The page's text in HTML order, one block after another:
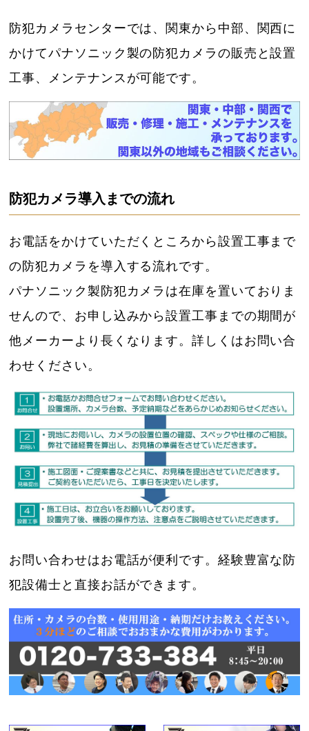
防犯カメラセンターでは、関東から中部、関西に
かけてパナソニック製の防犯カメラの販売と設置
工事、メンテナンスが可能です。
防犯カメラ導入までの流れ
お電話をかけていただくところから設置工事まで
の防犯カメラを導入する流れです。
パナソニック製防犯カメラは在庫を置いておりま
せんので、お申し込みから設置工事までの期間が
他メーカーより長くなります。詳しくはお問い合
わせください。
お問い合わせはお電話が便利です。経験豊富な防
犯設備士と直接お話ができます。